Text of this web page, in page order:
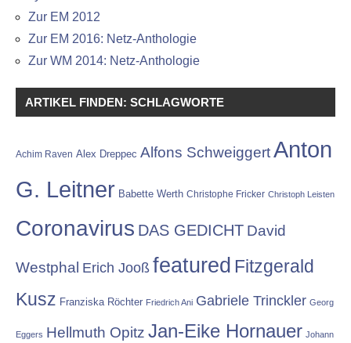
Zur EM 2012
Zur EM 2016: Netz-Anthologie
Zur WM 2014: Netz-Anthologie
ARTIKEL FINDEN: SCHLAGWORTE
Achim Raven Alex Dreppec Alfons SchweiggertAnton
G. Leitner Babette Werth Christophe Fricker Christoph Leisten
Coronavirus DAS GEDICHT David
Westphal Erich Jooß featured Fitzgerald
Kusz Franziska Röchter Friedrich Ani Gabriele Trinckler Georg
Eggers Hellmuth Opitz Jan-Eike Hornauer Johann